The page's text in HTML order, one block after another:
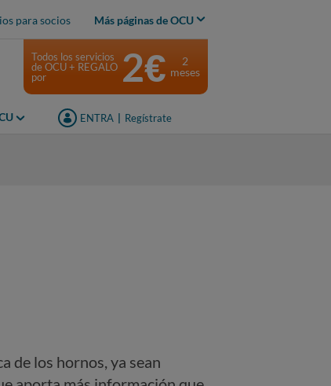
para socios Más páginas de OCU
ENTRA Regístrate
Todos los servicios
de OCU + REGALO
por
2€
2
meses
de los hornos, ya sean